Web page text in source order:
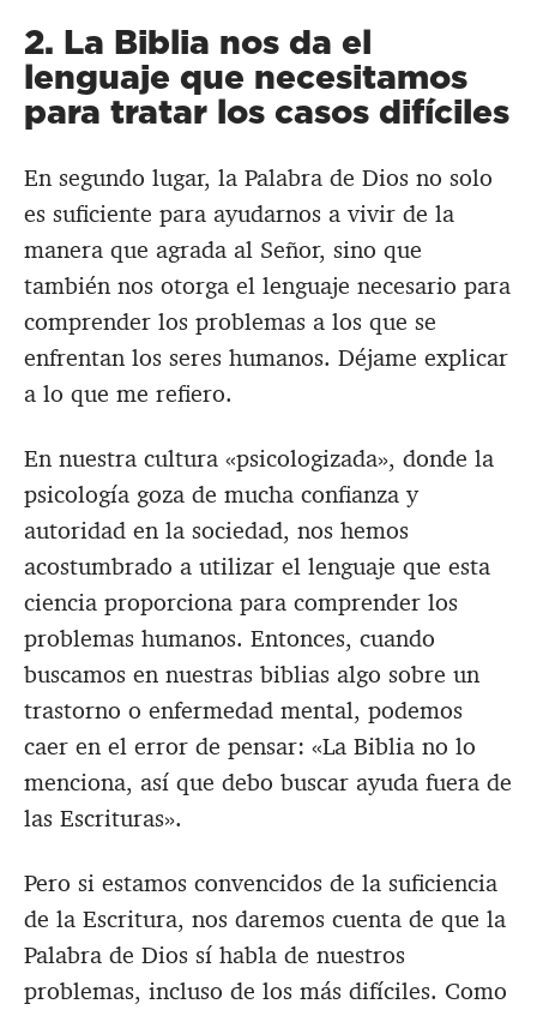
2. La Biblia nos da el
lenguaje que necesitamos
para tratar los casos difíciles
En segundo lugar, la Palabra de Dios no solo
es suficiente para ayudarnos a vivir de la
manera que agrada al Señor, sino que
también nos otorga el lenguaje necesario para
comprender los problemas a los que se
enfrentan los seres humanos. Déjame explicar
a lo que me refiero.
En nuestra cultura «psicologizada», donde la
psicología goza de mucha confianza y
autoridad en la sociedad, nos hemos
acostumbrado a utilizar el lenguaje que esta
ciencia proporciona para comprender los
problemas humanos. Entonces, cuando
buscamos en nuestras biblias algo sobre un
trastorno o enfermedad mental, podemos
caer en el error de pensar: «La Biblia no lo
menciona, así que debo buscar ayuda fuera de
las Escrituras».
Pero si estamos convencidos de la suficiencia
de la Escritura, nos daremos cuenta de que la
Palabra de Dios sí habla de nuestros
problemas, incluso de los más difíciles. Como